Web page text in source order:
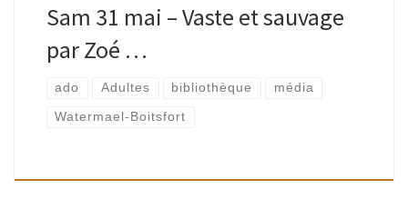
Sam 31 mai – Vaste et sauvage
par Zoé …
ado Adultes bibliothèque média
Watermael-Boitsfort